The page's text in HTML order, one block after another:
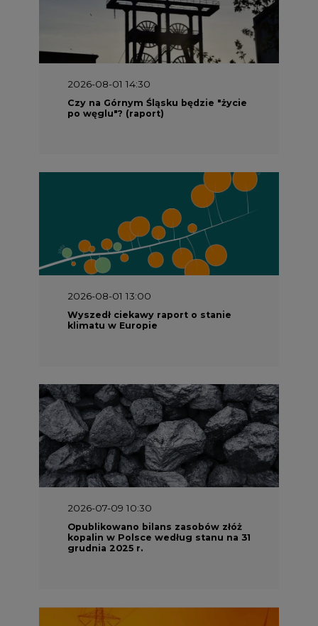
2026-08-01 14:30
Czy na Górnym Śląsku będzie "życie
po węglu"? (raport)
2026-08-01 13:00
Wyszedł ciekawy raport o stanie
klimatu w Europie
2026-07-09 10:30
Opublikowano bilans zasobów złóż
kopalin w Polsce według stanu na 31
grudnia 2025 r.